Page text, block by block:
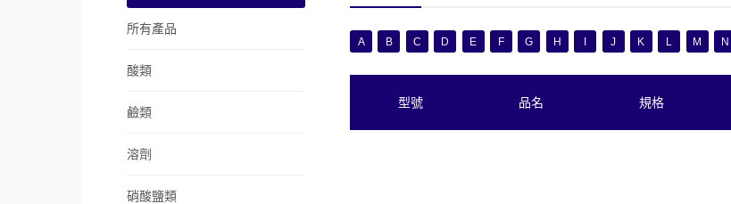
所有產品
酸類
鹼類
溶劑
硝酸鹽類
A B C D E F G H J K L M N
型號 品名 規格